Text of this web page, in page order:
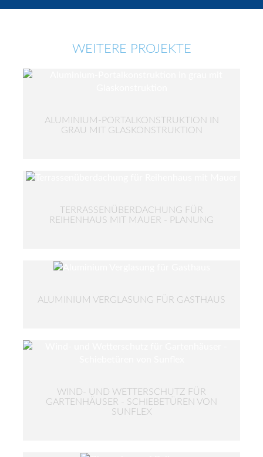
WEITERE PROJEKTE
ALUMINIUM-PORTALKONSTRUKTION IN
GRAU MIT GLASKONSTRUKTION
TERRASSENÜBERDACHUNG FÜR
REIHENHAUS MIT MAUER - PLANUNG
ALUMINIUM VERGLASUNG FÜR GASTHAUS
WIND- UND WETTERSCHUTZ FÜR
GARTENHÄUSER - SCHIEBETÜREN VON
SUNFLEX